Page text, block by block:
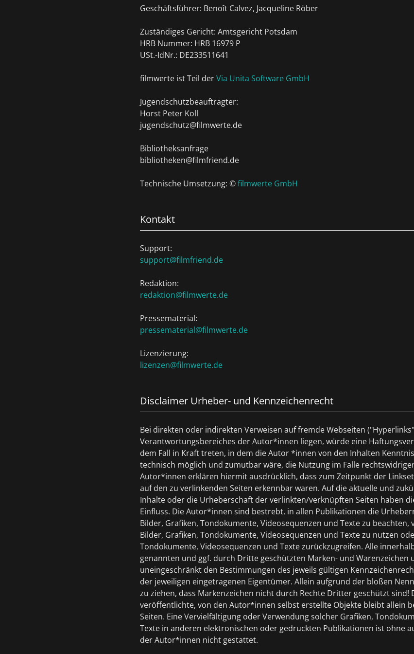
Geschäftsführer: Benoît Calvez, Jacqueline Röber
Zuständiges Gericht: Amtsgericht Potsdam
HRB Nummer: HRB 16979 P
USt.-IdNr.: DE233511641
filmwerte ist Teil derVia Unita Software GmbH
Jugendschutzbeauftragter:
Horst Peter Koll
jugendschutz@filmwerte.de
Bibliotheksanfrage
bibliotheken@filmfriend.de
Technische Umsetzung: ©filmwerte GmbH
Kontakt
Support:
support@filmfriend.de
Redaktion:
redaktion@filmwerte.de
Pressematerial:
pressematerial@filmwerte.de
Lizenzierung:
lizenzen@filmwerte.de
Disclaimer Urheber- und Kennzeichenrecht
Bei direkten oder indirekten Verweisen auf fremde Webseiten
Verantwortungsbereiches der Autor*innen liegen, würde eine
dem Fall in Kraft treten, in dem die Autor *innen von den Inhalten
technisch möglich und zumutbar wäre, die Nutzung im Falle
Autor*innen erklären hiermit ausdrücklich, dass zum Zeitpunkt der
auf den zu verlinkenden Seiten erkennbar waren. Auf die aktuelle und
Inhalte oder die Urheberschaft der verlinkten/verknüpften Seiten haben
Einfluss. Die Autor*innen sind bestrebt, in allen Publikationen die
Bilder, Grafiken, Tondokumente, Videosequenzen und Texte zu
Bilder, Grafiken, Tondokumente, Videosequenzen und Texte zu nutzen
Tondokumente, Videosequenzen und Texte zurückzugreifen. Alle
genannten und ggf. durch Dritte geschützten Marken- und Warenzeichen
uneingeschränkt den Bestimmungen des jeweils gültigen
der jeweiligen eingetragenen Eigentümer. Allein aufgrund der bloßen
zu ziehen, dass Markenzeichen nicht durch Rechte Dritter geschützt sind!
veröffentlichte, von den Autor*innen selbst erstellte Objekte bleibt allein
Seiten. Eine Vervielfältigung oder Verwendung solcher Grafiken,
Texte in anderen elektronischen oder gedruckten Publikationen ist ohne
der Autor*innen nicht gestattet.